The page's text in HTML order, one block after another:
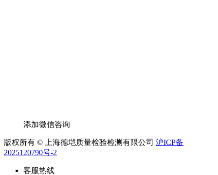
添加微信咨询
版权所有 © 上海德垲质量检验检测有限公司 沪ICP备
2025120790号-2
客服热线